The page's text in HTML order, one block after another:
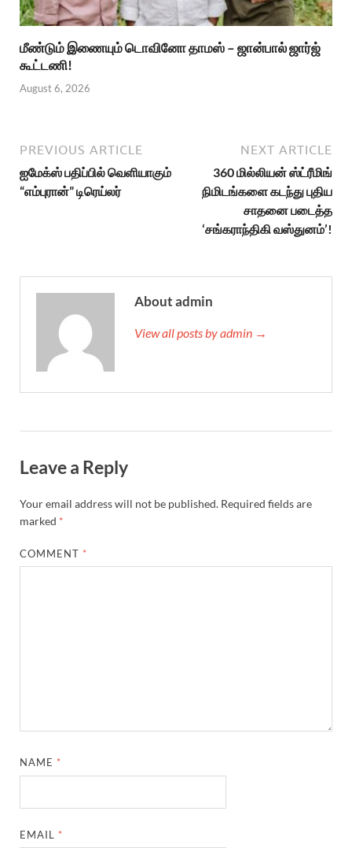
மீண்டும் இணையும் டொவினோ தாமஸ் – ஜான்பால் ஜார்ஜ்
கூட்டணி!
August 6, 2026
PREVIOUS ARTICLE
ஐமேக்ஸ் பதிப்பில் வெளியாகும்
“எம்புரான்” டிரெய்லர்
NEXT ARTICLE
360 மில்லியன் ஸ்ட்ரீமிங்
நிமிடங்களை கடந்து புதிய
சாதனை படைத்த
‘சங்கராந்திகி வஸ்துனம்’!
About admin
View all posts by admin →
Leave a Reply
Your email address will not be published. Required fields are
marked *
COMMENT *
NAME *
EMAIL *